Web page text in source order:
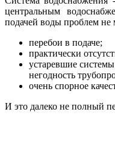
центральным
подачей воды проблем не
перебои в подаче;
практически
устаревшие
негодность
очень спорное
И это далеко не полный